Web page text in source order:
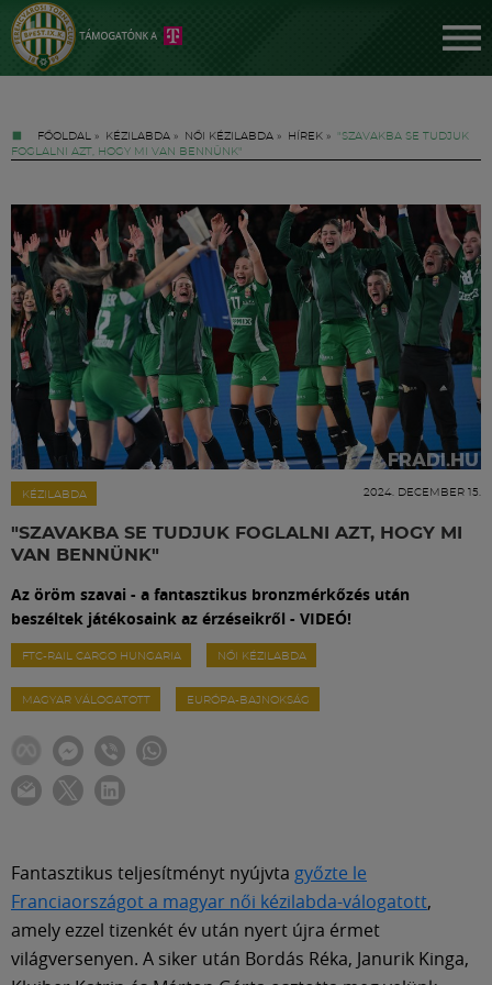
FŐOLDAL » KÉZILABDA » NŐI KÉZILABDA » HÍREK »
"SZAVAKBA SE TUDJUK
FOGLALNI AZT, HOGY MI VAN BENNÜNK"
KÉZILABDA 2024. DECEMBER 15.
"SZAVAKBA SE TUDJUK FOGLALNI AZT, HOGY MI
VAN BENNÜNK"
Az öröm szavai - a fantasztikus bronzmérkőzés után
beszéltek játékosaink az érzéseikről - VIDEÓ!
FTC-RAIL CARGO HUNGARIA NŐI KÉZILABDA
MAGYAR VÁLOGATOTT EURÓPA-BAJNOKSÁG
Fantasztikus teljesítményt nyújvta győzte le
Franciaországot a magyar női kézilabda-válogatott,
amely ezzel tizenkét év után nyert újra érmet
világversenyen. A siker után Bordás Réka, Janurik Kinga,
Jegyek
FM YouTube +
Hírek
Labdarúgás
Meccscenter
Klub
Szolgáltatások
Közösség